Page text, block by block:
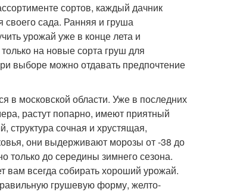
сортов, каждый дачник
своего сада. Ранняя и груша
урожай уже в конце лета и
на новые сорта груш для
выборе можно отдавать предпочтение
в московской области. Уже в последних
растут попарно, имеют приятный
структура сочная и хрустящая,
они выдерживают морозы от -38 до
только до середины зимнего сезона.
вам всегда собирать хороший урожай.
грушевую форму, желто-